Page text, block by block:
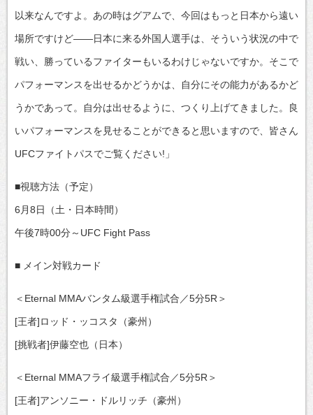
以来なんですよ。あの時はグアムで、今回はもっと日本から遠い
場所ですけど――日本に来る外国人選手は、そういう状況の中で
戦い、勝っているファイターもいるわけじゃないですか。そこで
パフォーマンスを出せるかどうかは、自分にその能力があるかど
うかであって。自分は出せるように、つくり上げてきました。良
いパフォーマンスを見せることができると思いますので、皆さん
UFCファイトパスでご覧ください!」
■視聴方法（予定）
6月8日（土・日本時間）
午後7時00分～UFC Fight Pass
■ メイン対戦カード
＜Eternal MMAバンタム級選手権試合／5分5R＞
[王者]ロッド・ッコスタ（豪州）
[挑戦者]伊藤空也（日本）
＜Eternal MMAフライ級選手権試合／5分5R＞
[王者]アンソニー・ドルリッチ（豪州）